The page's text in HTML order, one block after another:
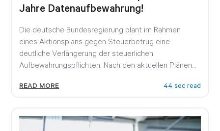
Jahre Datenaufbewahrung!
Die deutsche Bundesregierung plant im Rahmen
eines Aktionsplans gegen Steuerbetrug eine
deutliche Verlängerung der steuerlichen
Aufbewahrungspflichten. Nach den aktuellen Plänen
READ MORE 44 sec read